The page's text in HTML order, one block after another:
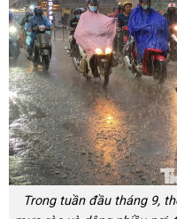
Trong tuần đầu tháng 9,